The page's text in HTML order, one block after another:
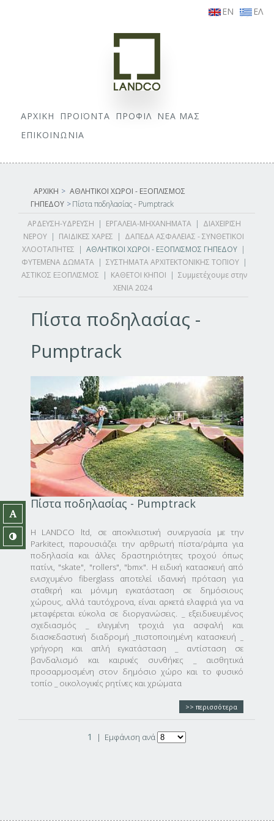
EN ΕΛ
ΑΡΧΙΚΗ ΠΡΟΪΟΝΤΑ ΠΡΟΦΙΛ ΝΕΑ ΜΑΣ
ΕΠΙΚΟΙΝΩΝΙΑ
ΑΡΧΙΚΗ > ΑΘΛΗΤΙΚΟΙ ΧΩΡΟΙ - ΕΞΟΠΛΙΣΜΟΣ
ΓΗΠΕΔΟΥ >Πίστα ποδηλασίας - Pumptrack
ΑΡΔΕΥΣΗ-ΥΔΡΕΥΣΗ | ΕΡΓΑΛΕΙΑ-ΜΗΧΑΝΗΜΑΤΑ | ΔΙΑΧΕΙΡΙΣΗ
ΝΕΡΟΥ | ΠΑΙΔΙΚΕΣ ΧΑΡΕΣ | ΔΑΠΕΔΑ ΑΣΦΑΛΕΙΑΣ - ΣΥΝΘΕΤΙΚΟΙ
ΧΛΟΟΤΑΠΗΤΕΣ | ΑΘΛΗΤΙΚΟΙ ΧΩΡΟΙ - ΕΞΟΠΛΙΣΜΟΣ ΓΗΠΕΔΟΥ |
ΦΥΤΕΜΕΝΑ ΔΩΜΑΤΑ | ΣΥΣΤΗΜΑΤΑ ΑΡΧΙΤΕΚΤΟΝΙΚΗΣ ΤΟΠΙΟΥ |
ΑΣΤΙΚΟΣ ΕΞΟΠΛΙΣΜΟΣ | ΚΑΘΕΤΟΙ ΚΗΠΟΙ | Συμμετέχουμε στην
XENIA 2024
Πίστα ποδηλασίας -
Pumptrack
Πίστα ποδηλασίας - Pumptrack
Η LANDCO ltd, σε αποκλειστική συνεργασία με την
Parkitect, παρουσιάζει την αρθρωτή πίστα/ράμπα για
ποδηλασία και άλλες δραστηριότητες τροχού όπως
πατίνι, "skate", "rollers", "bmx". H ειδική κατασκευή από
ενισχυμένο fiberglass αποτελεί ιδανική πρόταση για
σταθερή και μόνιμη εγκατάσταση σε δημόσιους
χώρους, αλλά ταυτόχρονα, είναι αρκετά ελαφριά για να
μεταφέρεται εύκολα σε διοργανώσεις. _ εξειδικευμένος
σχεδιασμός _ ελεγμένη τροχιά για ασφαλή και
διασκεδαστική διαδρομή _πιστοποιημένη κατασκευή _
γρήγορη και απλή εγκατάσταση _ αντίσταση σε
βανδαλισμό και καιρικές συνθήκες _ αισθητικά
προσαρμοσμένη στον δημόσιο χώρο και το φυσικό
τοπίο _ οικολογικές ρητίνες και χρώματα
>> περισσότερα
1 | Εμφάνιση ανά